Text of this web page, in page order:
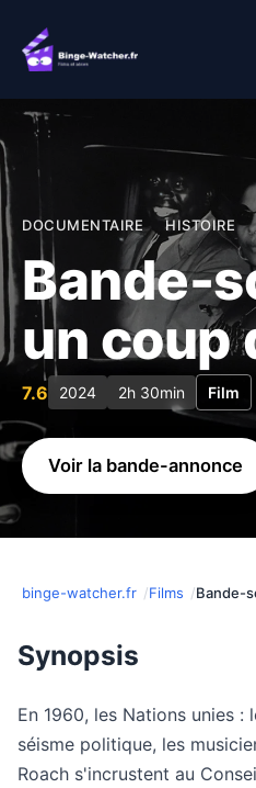
contenu
DOCUMENTAIRE HISTOIRE
Bande-
un coup
7.6 2024 2h 30min Film
Voir la bande-annonce
binge-watcher.fr Films Bande-
Synopsis
En 1960, les Nations unies :
séisme politique, les
Roach s'incrustent au